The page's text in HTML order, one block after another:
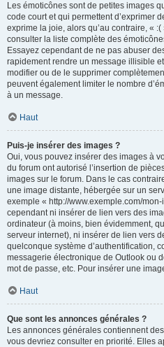
Les émoticônes sont de petites images
code court et qui permettent d’exprimer
exprime la joie, alors qu’au contraire, «
consulter la liste complète des
Essayez cependant de ne pas abuser
rapidement rendre un message illisible
modifier ou de le supprimer
peuvent également limiter le nombre
à un message.
Haut
Puis-je insérer des images ?
Oui, vous pouvez insérer des images à
du forum ont autorisé l’insertion de
images sur le forum. Dans le cas
une image distante, hébergée sur un
exemple « http://www.exemple.com/
cependant ni insérer de lien vers des
ordinateur (à moins, bien évidemment,
serveur internet), ni insérer de lien vers
quelconque système d’authentification,
messagerie électronique de Outlook ou
mot de passe, etc. Pour insérer une
Haut
Que sont les annonces générales ?
Les annonces générales contiennent
vous devriez consulter en priorité. Elles